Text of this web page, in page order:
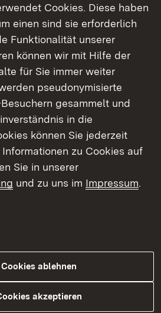
und anderen
Laser
von Himmelslaternen
Cookies. Diese haben
einen sind sie erforderlich
Funktionalität unserer
können wir mit Hilfe der
für Sie immer weiter
pseudonymisierte
gesammelt und
in die
können Sie jederzeit
zu Cookies auf
Sie in unserer
und zu uns im Impressum.
ablehnen
akzeptieren